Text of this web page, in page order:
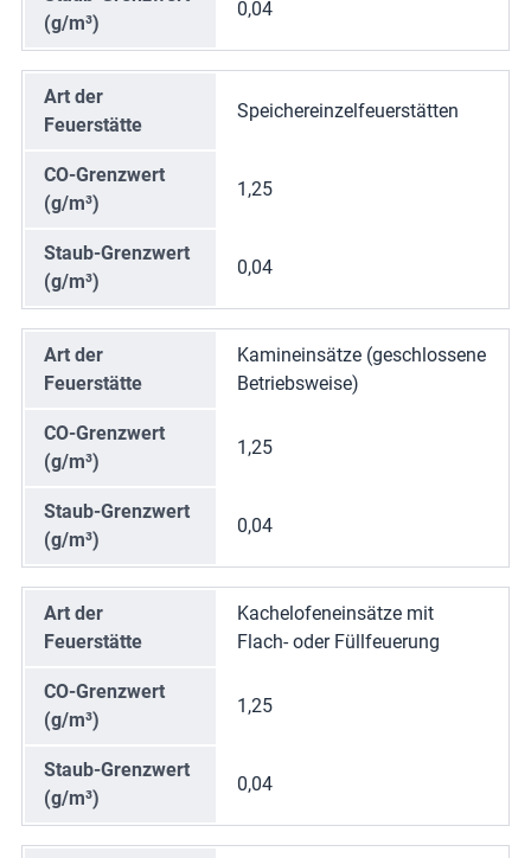
(g/m³)
0,04
Art der
Feuerstätte
Speichereinzelfeuerstätten
CO-Grenzwert
(g/m³)
1,25
Staub-Grenzwert
(g/m³)
0,04
Art der
Feuerstätte
Kamineinsätze (geschlossene
Betriebsweise)
CO-Grenzwert
(g/m³)
1,25
Staub-Grenzwert
(g/m³)
0,04
Art der
Feuerstätte
Kachelofeneinsätze mit
Flach- oder Füllfeuerung
CO-Grenzwert
(g/m³)
1,25
Staub-Grenzwert
(g/m³)
0,04